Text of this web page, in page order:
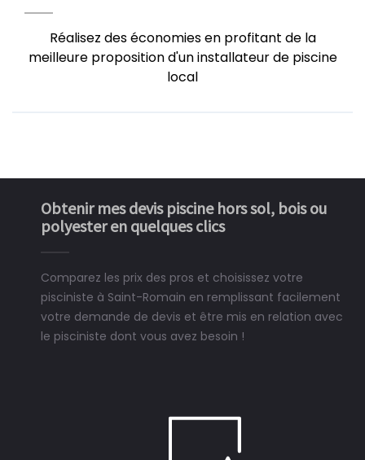
Réalisez des économies en profitant de la
meilleure proposition d'un installateur de piscine
local
Obtenir mes devis piscine hors sol, bois ou
polyester en quelques clics
Comparez les prix des pros et choisissez votre
pisciniste à Saint-Romain en remplissant facilement
votre demande de devis et être mis en relation avec
le pisciniste dont vous avez besoin !